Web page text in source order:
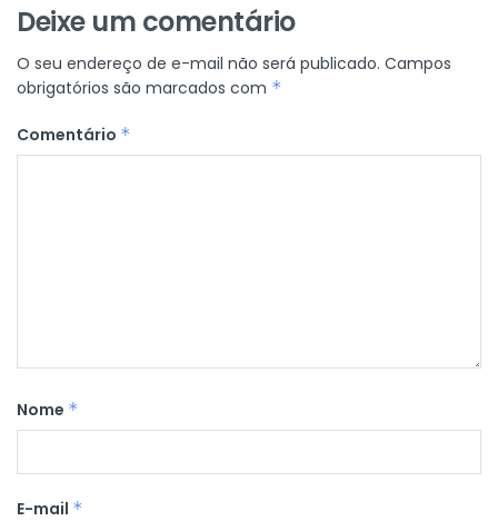
Deixe um comentário
O seu endereço de e-mail não será publicado. Campos
obrigatórios são marcados com *
Comentário *
Nome *
E-mail *